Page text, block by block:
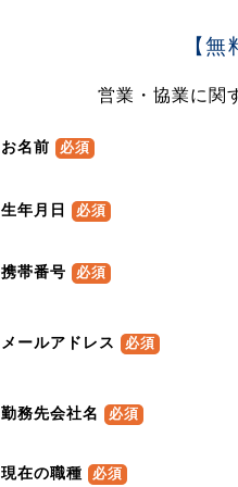
【
営業・協業に関
お名前 必須
生年月日 必須
携帯番号 必須
メールアドレス 必須
勤務先会社名 必須
現在の職種 必須